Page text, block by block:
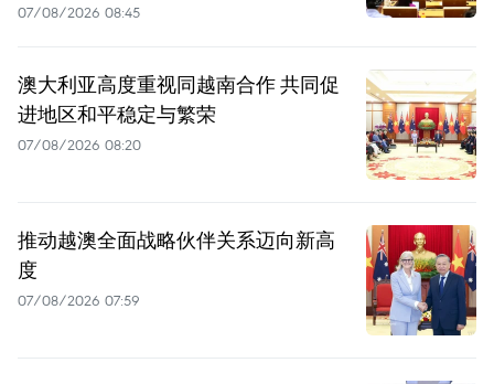
07/08/2026 08:45
澳大利亚高度重视同越南合作 共同促
进地区和平稳定与繁荣
07/08/2026 08:20
推动越澳全面战略伙伴关系迈向新高
度
07/08/2026 07:59